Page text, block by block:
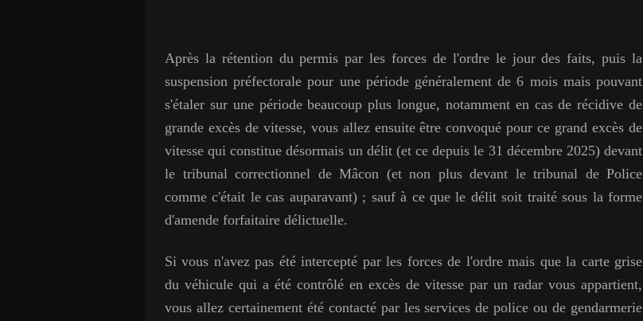
Après la rétention du permis par les forces de l'ordre le jour des faits, puis la
suspension préfectorale pour une période généralement de 6 mois mais pouvant
s'étaler sur une période beaucoup plus longue, notamment en cas de récidive de
grande excès de vitesse, vous allez ensuite être convoqué pour ce grand excès de
vitesse qui constitue désormais un délit (et ce depuis le 31 décembre 2025) devant
le tribunal correctionnel de Mâcon (et non plus devant le tribunal de Police
comme c'était le cas auparavant) ; sauf à ce que le délit soit traité sous la forme
d'amende forfaitaire délictuelle.
Si vous n'avez pas été intercepté par les forces de l'ordre mais que la carte grise
du véhicule qui a été contrôlé en excès de vitesse par un radar vous appartient,
vous allez certainement été contacté par les services de police ou de gendarmerie